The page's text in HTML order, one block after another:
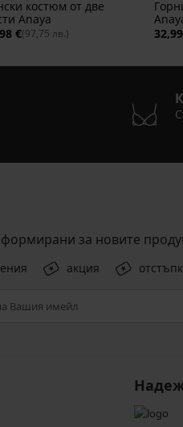
костюм от две
Anaya
€(97,75 лв.)
за новите
акция